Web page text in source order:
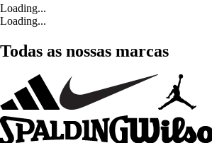
Loading...
Loading...
Todas as nossas marcas